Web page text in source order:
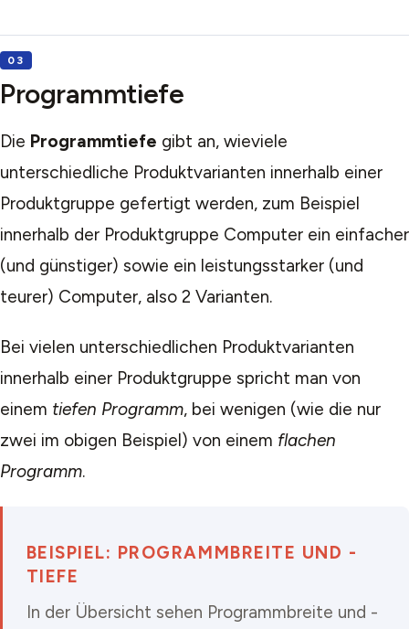
Programmtiefe
Die Programmtiefe gibt an, wieviele
unterschiedliche Produktvarianten innerhalb einer
Produktgruppe gefertigt werden, zum Beispiel
innerhalb der Produktgruppe Computer ein einfacher
(und günstiger) sowie ein leistungsstarker (und
teurer) Computer, also 2 Varianten.
Bei vielen unterschiedlichen Produktvarianten
innerhalb einer Produktgruppe spricht man von
einem tiefen Programm, bei wenigen (wie die nur
zwei im obigen Beispiel) von einem flachen
Programm.
BEISPIEL: PROGRAMMBREITE UND -
TIEFE
In der Übersicht sehen Programmbreite und -